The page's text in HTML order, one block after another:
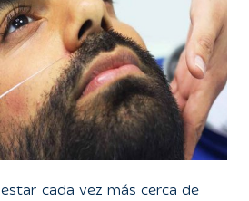
cada vez más cerca de